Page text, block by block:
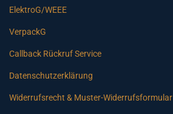
ElektroG/WEEE
VerpackG
Callback Rückruf Service
Datenschutzerklärung
Widerrufsrecht & Muster-Widerrufsformular